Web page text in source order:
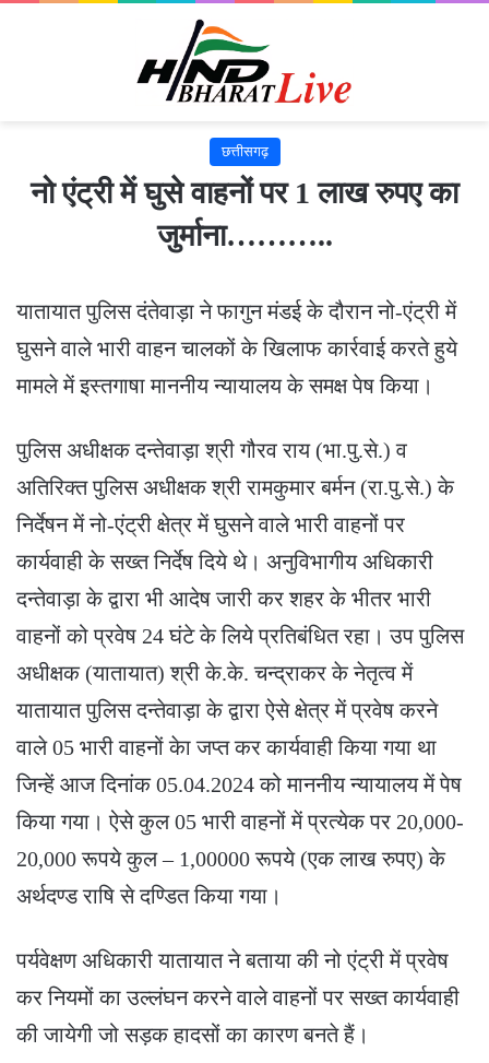
छत्तीसगढ़
नो एंट्री में घुसे वाहनों पर 1 लाख रुपए का
जुर्माना………..
यातायात पुलिस दंतेवाड़ा ने फागुन मंडई के दौरान नो-एंट्री में
घुसने वाले भारी वाहन चालकों के खिलाफ कार्रवाई करते हुये
मामले में इस्तगाषा माननीय न्यायालय के समक्ष पेष किया।
पुलिस अधीक्षक दन्तेवाड़ा श्री गौरव राय (भा.पु.से.) व
अतिरिक्त पुलिस अधीक्षक श्री रामकुमार बर्मन (रा.पु.से.) के
निर्देषन में नो-एंट्री क्षेत्र में घुसने वाले भारी वाहनों पर
कार्यवाही के सख्त निर्देष दिये थे। अनुविभागीय अधिकारी
दन्तेवाड़ा के द्वारा भी आदेष जारी कर शहर के भीतर भारी
वाहनों को प्रवेष 24 घंटे के लिये प्रतिबंधित रहा। उप पुलिस
अधीक्षक (यातायात) श्री के.के. चन्द्राकर के नेतृत्व में
यातायात पुलिस दन्तेवाड़ा के द्वारा ऐसे क्षेत्र में प्रवेष करने
वाले 05 भारी वाहनों केा जप्त कर कार्यवाही किया गया था
जिन्हें आज दिनांक 05.04.2024 को माननीय न्यायालय में पेष
किया गया। ऐसे कुल 05 भारी वाहनों में प्रत्येक पर 20,000-
20,000 रूपये कुल – 1,00000 रूपये (एक लाख रुपए) के
अर्थदण्ड राषि से दण्डित किया गया।
पर्यवेक्षण अधिकारी यातायात ने बताया की नो एंट्री में प्रवेष
कर नियमों का उल्लंघन करने वाले वाहनों पर सख्त कार्यवाही
की जायेगी जो सड़क हादसों का कारण बनते हैं।